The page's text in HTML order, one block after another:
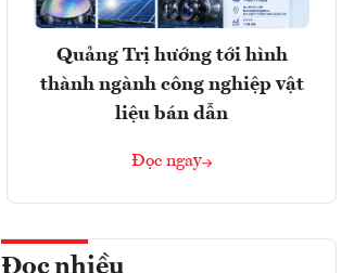
Quảng Trị hướng tới hình
thành ngành công nghiệp vật
liệu bán dẫn
Đọc ngay